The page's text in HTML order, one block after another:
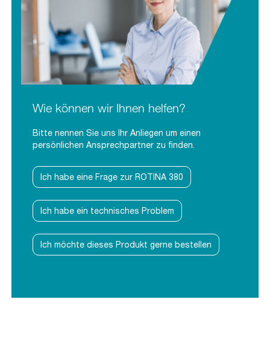
Wie können wir Ihnen helfen?
Bitte nennen Sie uns Ihr Anliegen um einen
persönlichen Ansprechpartner zu finden.
Ich habe eine Frage zur ROTINA 380
Ich habe ein technisches Problem
Ich möchte dieses Produkt gerne bestellen